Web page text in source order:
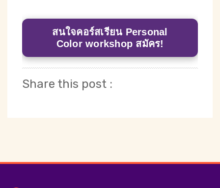
สนใจคอร์สเรียน Personal
Color workshop สมัคร!
Share this post :